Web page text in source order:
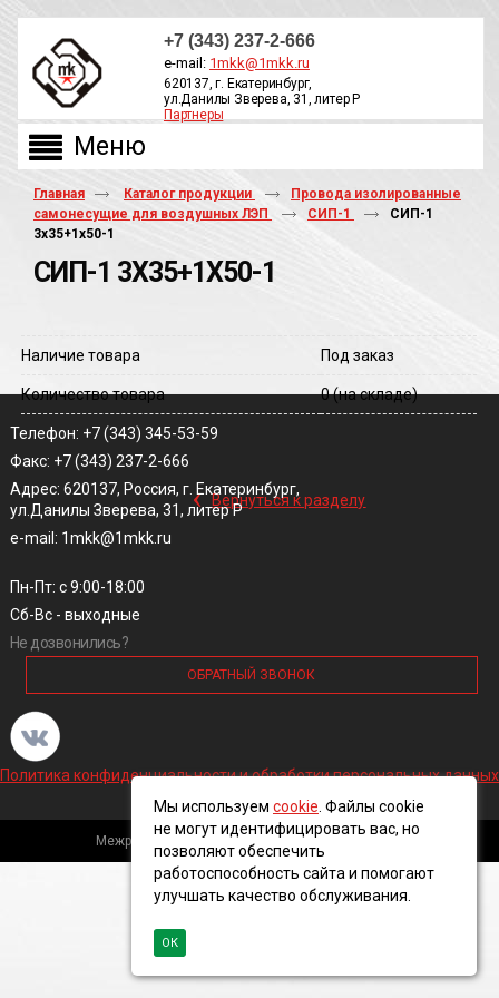
+7 (343) 237-2-666
e-mail: 1mkk@1mkk.ru
620137, г. Екатеринбург,
ул.Данилы Зверева, 31, литер Р
Партнеры
Главная Каталог продукции
Провода изолированные
самонесущие для воздушных ЛЭП
СИП-1
СИП-1
3х35+1х50-1
СИП-1 3Х35+1Х50-1
Наличие товара Под заказ
Количество товара 0(на складе)
‹ Вернуться к разделу
Телефон: +7 (343) 345-53-59
Факс: +7 (343) 237-2-666
Адрес: 620137, Россия, г. Екатеринбург,
ул.Данилы Зверева, 31, литер Р
e-mail: 1mkk@1mkk.ru
Пн-Пт: с 9:00-18:00
Сб-Вс - выходные
Не дозвонились?
ОБРАТНЫЙ ЗВОНОК
Политика конфиденциальности и обработки персональных данных
Межрегиональная кабельная компания, 2016 ©
Мы используем cookie . Файлы cookie
не могут идентифицировать вас, но
позволяют обеспечить
работоспособность сайта и помогают
улучшать качество обслуживания.
ОК